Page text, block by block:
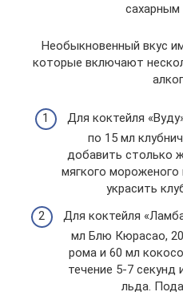
сахарным
Необыкновенный вкус
которые включают
Для коктейля
по 15 мл
добавить столько
мягкого мороженого
украсить
Для коктейля
мл Блю Кюрасао,
рома и 60 мл
течение 5-7 секунд
льда.